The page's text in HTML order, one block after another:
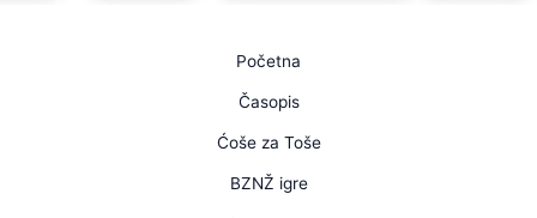
Početna
Časopis
Ćoše za Toše
BZNŽ igre